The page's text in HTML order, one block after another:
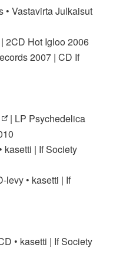
• Vastavirta Julkaisut
| 2CD Hot Igloo 2006
2007 | CD If
| LP Psychedelica
kasetti | If Society
levy • kasetti | If
• kasetti | If Society